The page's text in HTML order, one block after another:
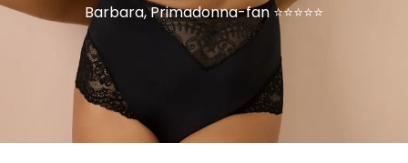
Barbara, Primadonna-fan ⭐⭐⭐⭐⭐